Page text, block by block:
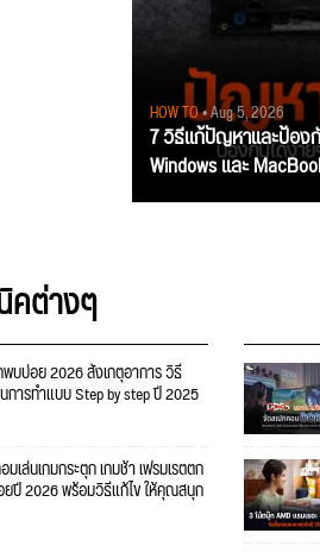
HOW TO• Aug 5, 2026
7 วิธีแก้ปัญหาและป้อง
Windows และ
คต่างๆ
บบ่อย 2026 สังเกตุอาการ วิธี
การทำแบบ Step by step ปี 2025
เล่นเกมกระตุก เกมช้า เฟรมเรตตก
ยปี 2026 พร้อมวิธีแก้ไข ให้คุณสนุก